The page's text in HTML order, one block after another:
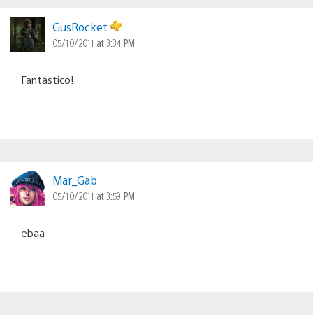
GusRocket
05/10/2011 at 3:34 PM
Fantástico!
Mar_Gab
05/10/2011 at 3:59 PM
ebaa